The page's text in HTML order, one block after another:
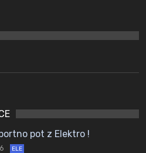
pot z Elektro !
ELE